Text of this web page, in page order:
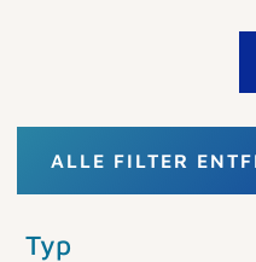
ALLE FILTER
Typ